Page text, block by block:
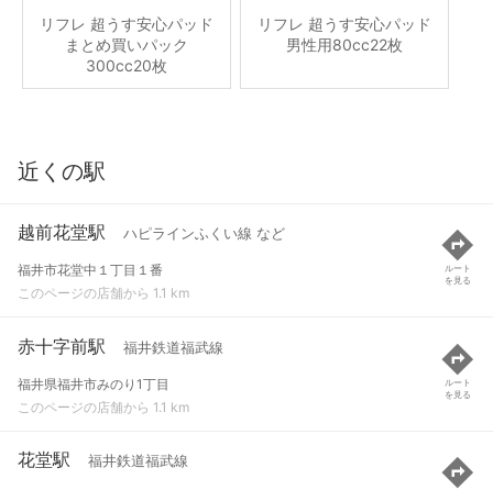
リフレ 超うす安心パッド
まとめ買いパック
300cc20枚
リフレ 超うす安心パッド
男性用80cc22枚
近くの駅
越前花堂駅 ハピラインふくい線 など
福井市花堂中１丁目１番
このページの店舗から 1.1 km
ルート
を見る
赤十字前駅 福井鉄道福武線
福井県福井市みのり1丁目
このページの店舗から 1.1 km
ルート
を見る
花堂駅 福井鉄道福武線